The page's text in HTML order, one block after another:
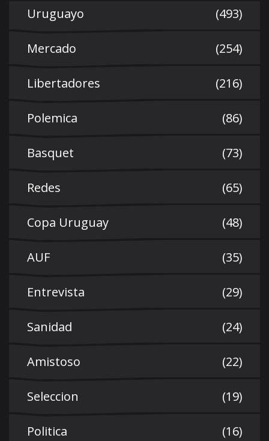
Uruguayo (493)
Mercado (254)
Libertadores (216)
Polemica (86)
Basquet (73)
Redes (65)
Copa Uruguay (48)
AUF (35)
Entrevista (29)
Sanidad (24)
Amistoso (22)
Seleccion (19)
Politica (16)